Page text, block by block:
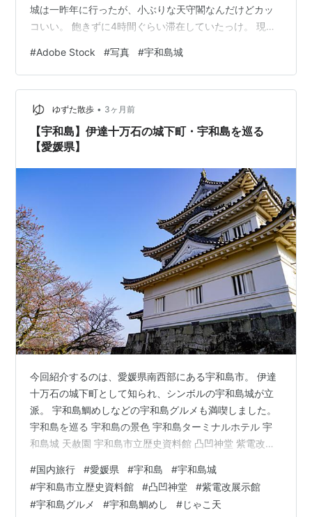
城は一昨年に行ったが、小ぶりな天守閣なんだけどカッ
コいい。 飽きずに4時間ぐらい滞在していたっけ。 現存
見入ってしまう。 最近丸岡城と彦根城と松本城に行って
ないんで、また行きたいな。
#Adobe Stock #写真 #宇和島城
ゆずた散歩 • 3ヶ月前
【宇和島】伊達十万石の城下町・宇和島を巡る
【愛媛県】
今回紹介するのは、愛媛県南西部にある宇和島市。 伊達
十万石の城下町として知られ、シンボルの宇和島城が立
派。 宇和島鯛めしなどの宇和島グルメも満喫しました。
宇和島を巡る 宇和島の景色 宇和島ターミナルホテル 宇
和島城 天赦園 宇和島市立歴史資料館 凸凹神堂 紫電改展
み亭 愛南市場食堂 宇和島を巡る 宇和島の景色 まずは宇
和島中心部の景色を紹介。 こちらは中心駅である宇和島
駅で、駅前はちょっと南国感がある。 駅前には機関車の
#国内旅行 #愛媛県 #宇和島 #宇和島城
#宇和島市立歴史資料館 #凸凹神堂 #紫電改展示館
#宇和島グルメ #宇和島鯛めし #じゃこ天